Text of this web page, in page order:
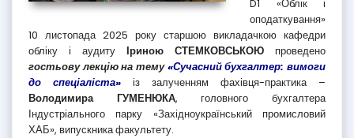
D1 «Облік і
оподаткування»
10 листопада 2025 року старшою викладачкою кафедри
обліку і аудиту Іриною СТЕМКОВСЬКОЮ проведено
гостьову лекцію на тему«Сучасний бухгалтер: вимоги
до спеціаліста» із залученням фахівця-практика –
Володимира ГУМЕНЮКА, головного бухгалтера
Індустріального парку «Західноукраїнський промисловий
ХАБ», випускника факультету.